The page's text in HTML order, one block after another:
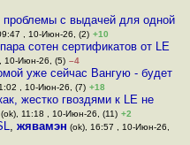
с выдачей для одной
, 10-Июн-26, (2) +10
сотен сертификатов от LE
10-Июн-26, (5) –4
уже сейчас Вангую - будет
, 10-Июн-26, (7) +18
жестко гвоздями к LE не
11:18 , 10-Июн-26, (11) +2
,жявамэн (ok), 16:57 , 10-Июн-26,